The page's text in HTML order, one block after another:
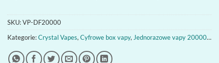
SKU:VP-DF20000
Kategorie:Crystal Vapes, Cyfrowe box vapy, Jednorazowe vapy 20000 zaciągnięć